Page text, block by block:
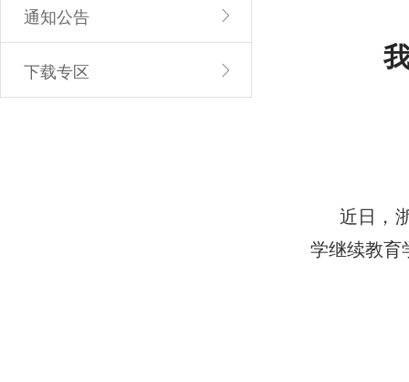
近日，
学继续教育
通知公告
下载专区